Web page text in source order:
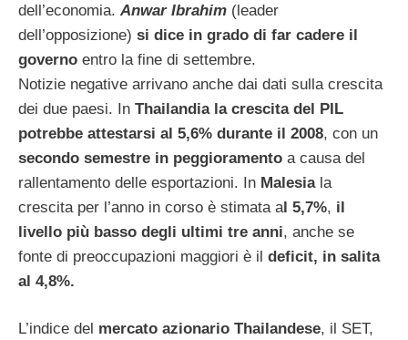
dell’economia. Anwar Ibrahim (leader
dell’opposizione) si dice in grado di far cadere il
governo entro la fine di settembre.
Notizie negative arrivano anche dai dati sulla crescita
dei due paesi. In Thailandia la crescita del PIL
potrebbe attestarsi al 5,6% durante il 2008, con un
secondo semestre in peggioramento a causa del
rallentamento delle esportazioni. In Malesiala
crescita per l’anno in corso è stimata al 5,7%, il
livello più basso degli ultimi tre anni, anche se
fonte di preoccupazioni maggiori è il deficit, in salita
al 4,8%.
L’indice del mercato azionario Thailandese, il SET,